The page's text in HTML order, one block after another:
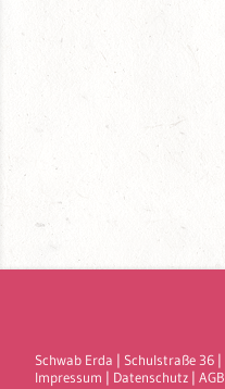
Schwab Erda | Schulstraße 36 |
Impressum | Datenschutz |AGB